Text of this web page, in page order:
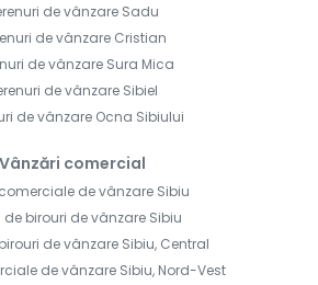
de vânzare Sadu
de vânzare Cristian
de vânzare Sura Mica
de vânzare Sibiel
de vânzare Ocna Sibiului
Vânzări comercial
de vânzare Sibiu
de birouri de vânzare Sibiu
de vânzare Sibiu, Central
de vânzare Sibiu, Nord-Vest